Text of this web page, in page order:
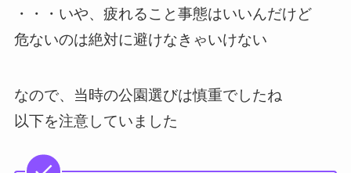
・・・いや、疲れること事態はいいんだけど
危ないのは絶対に避けなきゃいけない
なので、当時の公園選びは慎重でしたね
以下を注意していました